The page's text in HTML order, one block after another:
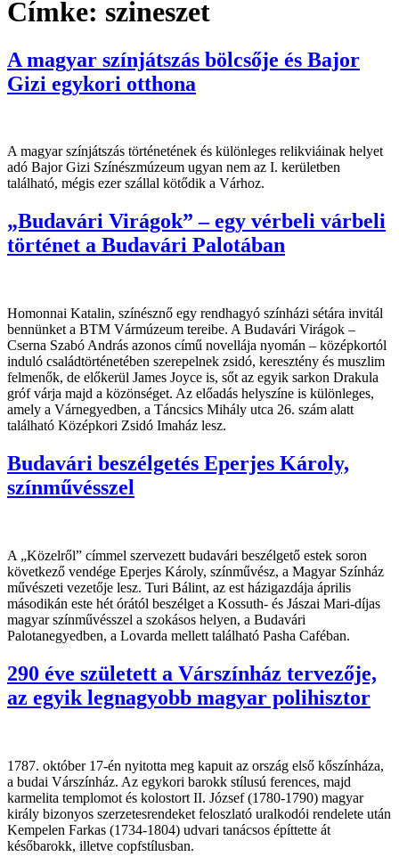
Címke: szineszet
A magyar színjátszás bölcsője és Bajor
Gizi egykori otthona
A magyar színjátszás történetének és különleges relikviáinak helyet
adó Bajor Gizi Színészmúzeum ugyan nem az I. kerületben
található, mégis ezer szállal kötődik a Várhoz.
„Budavári Virágok” – egy vérbeli várbeli
történet a Budavári Palotában
Homonnai Katalin, színésznő egy rendhagyó színházi sétára invitál
bennünket a BTM Vármúzeum tereibe. A Budavári Virágok –
Cserna Szabó András azonos című novellája nyomán – középkortól
induló családtörténetében szerepelnek zsidó, keresztény és muszlim
felmenők, de előkerül James Joyce is, sőt az egyik sarkon Drakula
gróf várja majd a közönséget. Az előadás helyszíne is különleges,
amely a Várnegyedben, a Táncsics Mihály utca 26. szám alatt
található Középkori Zsidó Imaház lesz.
Budavári beszélgetés Eperjes Károly,
színművésszel
A „Közelről” címmel szervezett budavári beszélgető estek soron
következő vendége Eperjes Károly, színművész, a Magyar Színház
művészeti vezetője lesz. Turi Bálint, az est házigazdája április
másodikán este hét órától beszélget a Kossuth- és Jászai Mari-díjas
magyar színművésszel a szokásos helyen, a Budavári
Palotanegyedben, a Lovarda mellett található Pasha Caféban.
290 éve született a Várszínház tervezője,
az egyik legnagyobb magyar polihisztor
1787. október 17-én nyitotta meg kapuit az ország első kőszínháza,
a budai Várszínház. Az egykori barokk stílusú ferences, majd
karmelita templomot és kolostort II. József (1780-1790) magyar
király bizonyos szerzetesrendeket feloszlató uralkodói rendelete után
Kempelen Farkas (1734-1804) udvari tanácsos építtette át
későbarokk, illetve copfstílusban.